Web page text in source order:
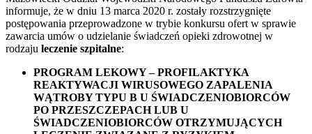
informuje, że w dniu 13 marca 2020 r. zostały rozstrzygnięte
postępowania przeprowadzone w trybie konkursu ofert w sprawie
zawarcia umów o udzielanie świadczeń opieki zdrowotnej w
rodzaju leczenie szpitalne:
PROGRAM LEKOWY – PROFILAKTYKA
REAKTYWACJI WIRUSOWEGO ZAPALENIA
WĄTROBY TYPU B U ŚWIADCZENIOBIORCÓW
PO PRZESZCZEPACH LUB U
ŚWIADCZENIOBIORCÓW OTRZYMUJĄCYCH